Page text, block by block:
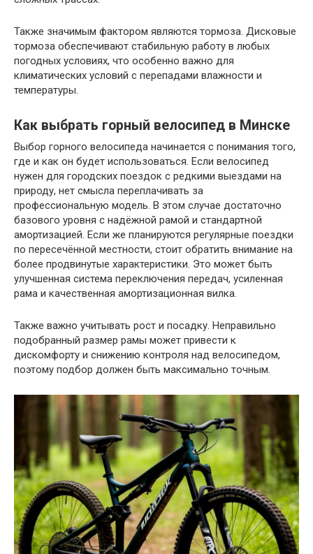
Также значимым фактором являются тормоза. Дисковые
тормоза обеспечивают стабильную работу в любых
погодных условиях, что особенно важно для
климатических условий с перепадами влажности и
температуры.
Как выбрать горный велосипед в Минске
Выбор горного велосипеда начинается с понимания того,
где и как он будет использоваться. Если велосипед
нужен для городских поездок с редкими выездами на
природу, нет смысла переплачивать за
профессиональную модель. В этом случае достаточно
базового уровня с надёжной рамой и стандартной
амортизацией. Если же планируются регулярные поездки
по пересечённой местности, стоит обратить внимание на
более продвинутые характеристики. Это может быть
улучшенная система переключения передач, усиленная
рама и качественная амортизационная вилка.
Также важно учитывать рост и посадку. Неправильно
подобранный размер рамы может привести к
дискомфорту и снижению контроля над велосипедом,
поэтому подбор должен быть максимально точным.